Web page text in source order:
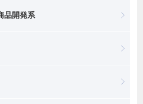
品開発系